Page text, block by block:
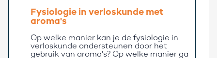
Fysiologie in verloskunde met
aroma's
Op welke manier kan je de fysiologie in
verloskunde ondersteunen door het
gebruik van aroma's? Op welke manier ga